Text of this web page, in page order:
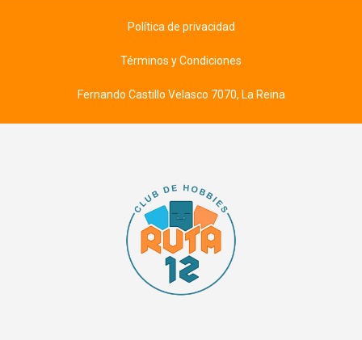
Política de privacidad
Términos y Condiciones
Fernando Castillo Velasco 7070, La Reina